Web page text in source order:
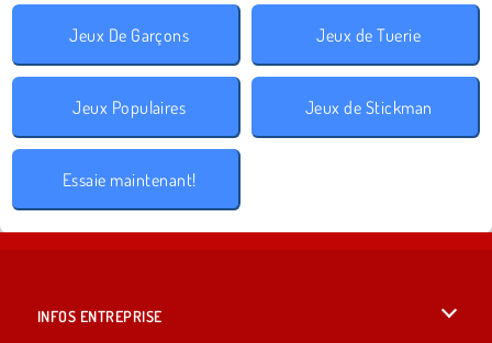
Jeux De Garçons Jeux de Tuerie
Jeux Populaires Jeux de Stickman
Essaie maintenant!
INFOS ENTREPRISE